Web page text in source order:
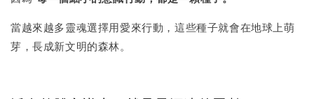
當越來越多靈魂選擇用愛來行動，這些種子就會在地球上萌
芽，長成新文明的森林。